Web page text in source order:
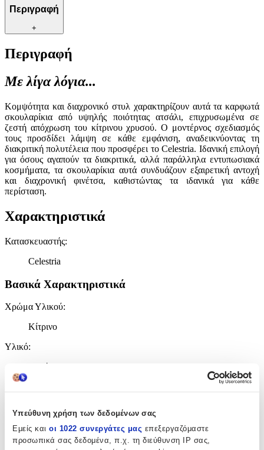
Υπεύθυνη χρήση των δεδομένων σας
Εμείς και οι 1022 συνεργάτες μας επεξεργαζόμαστε
προσωπικά σας δεδομένα, π.χ. τη διεύθυνση IP σας,
Περιγραφή
+
Περιγραφή
Με λίγα λόγια...
Κομψότητα και διαχρονικό στυλ χαρακτηρίζουν αυτά τα καρφωτά
σκουλαρίκια από υψηλής ποιότητας ατσάλι, επιχρυσωμένα σε
ζεστή απόχρωση του κίτρινου χρυσού. Ο μοντέρνος σχεδιασμός
τους προσδίδει λάμψη σε κάθε εμφάνιση, αναδεικνύοντας τη
διακριτική πολυτέλεια που προσφέρει το Celestria. Ιδανική επιλογή
για όσους αγαπούν τα διακριτικά, αλλά παράλληλα εντυπωσιακά
κοσμήματα, τα σκουλαρίκια αυτά συνδυάζουν εξαιρετική αντοχή
και διαχρονική φινέτσα, καθιστώντας τα ιδανικά για κάθε
περίσταση.
Χαρακτηριστικά
Κατασκευαστής:
Celestria
Βασικά Χαρακτηριστικά
Χρώμα Υλικού:
Κίτρινο
Υλικό:
Ατσάλι
Σετ: